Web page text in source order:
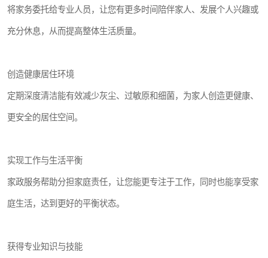
将家务委托给专业人员，让您有更多时间陪伴家人、发展个人兴趣或
充分休息，从而提高整体生活质量。
创造健康居住环境
定期深度清洁能有效减少灰尘、过敏原和细菌，为家人创造更健康、
更安全的居住空间。
实现工作与生活平衡
家政服务帮助分担家庭责任，让您能更专注于工作，同时也能享受家
庭生活，达到更好的平衡状态。
获得专业知识与技能